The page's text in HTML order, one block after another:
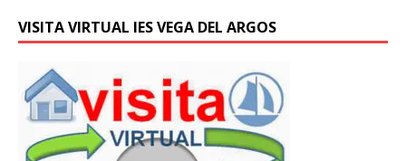
VISITA VIRTUAL IES VEGA DEL ARGOS